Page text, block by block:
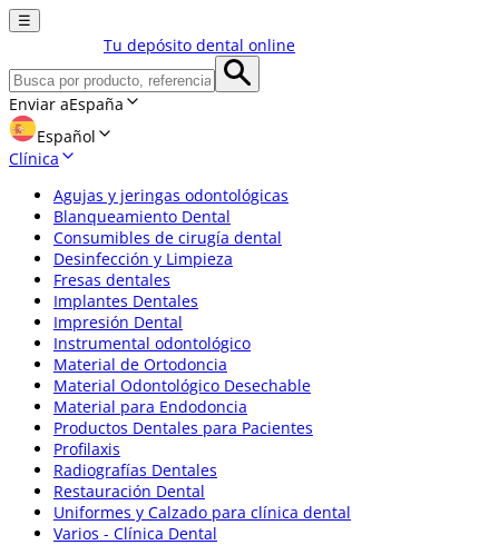
☰
Tu depósito dental online
Enviar aEspaña
Español
Clínica
Agujas y jeringas odontológicas
Blanqueamiento Dental
Consumibles de cirugía dental
Desinfección y Limpieza
Fresas dentales
Implantes Dentales
Impresión Dental
Instrumental odontológico
Material de Ortodoncia
Material Odontológico Desechable
Material para Endodoncia
Productos Dentales para Pacientes
Profilaxis
Radiografías Dentales
Restauración Dental
Uniformes y Calzado para clínica dental
Varios - Clínica Dental